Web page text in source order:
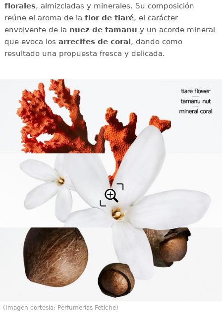
florales, almizcladas y minerales. Su composición
reúne el aroma de la flor de tiaré, el carácter
envolvente de la nuez de tamanu y un acorde mineral
que evoca los arrecifes de coral, dando como
resultado una propuesta fresca y delicada.
(Imagen cortesía: Perfumerías Fetiche)